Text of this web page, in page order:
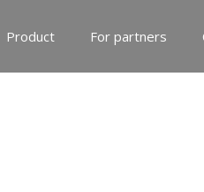
Product For partners